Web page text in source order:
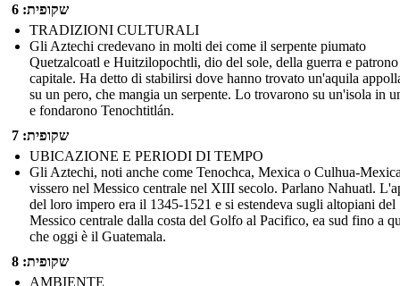
שקופית: 6
TRADIZIONI CULTURALI
Gli Aztechi credevano in molti dei come il serpente piumato
Quetzalcoatl e Huitzilopochtli, dio del sole, della guerra e
capitale. Ha detto di stabilirsi dove hanno trovato un'aquila
su un pero, che mangia un serpente. Lo trovarono su un'isola in
e fondarono Tenochtitlán.
שקופית: 7
UBICAZIONE E PERIODI DI TEMPO
Gli Aztechi, noti anche come Tenochca, Mexica o Culhua-
vissero nel Messico centrale nel XIII secolo. Parlano Nahuatl.
del loro impero era il 1345-1521 e si estendeva sugli altopiani del
Messico centrale dalla costa del Golfo al Pacifico, ea sud fino a
che oggi è il Guatemala.
שקופית: 8
AMBIENTE